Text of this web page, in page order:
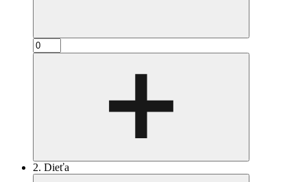
2. Dieťa